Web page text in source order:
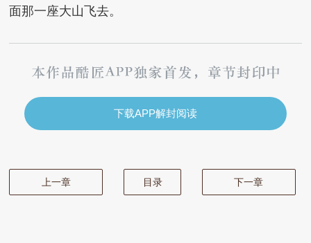
面那一座大山飞去。
下载APP解封阅读
上一章 目录 下一章